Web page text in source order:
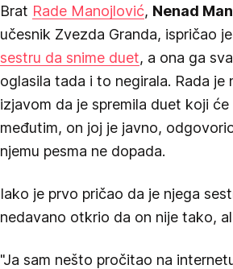
Brat Rade Manojlović, Nenad
učesnik Zvezda Granda, ispričao
sestru da snime duet, a ona ga
oglasila tada i to negirala. Rada je
izjavom da je spremila duet koji
međutim, on joj je javno,
njemu pesma ne dopada.
Iako je prvo pričao da je njega
nedavano otkrio da on nije tako,
"Ja sam nešto pročitao na